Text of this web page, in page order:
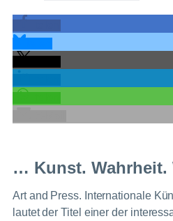
… Kunst. Wahrheit.
Art and Press. Internationale
lautet der Titel einer der